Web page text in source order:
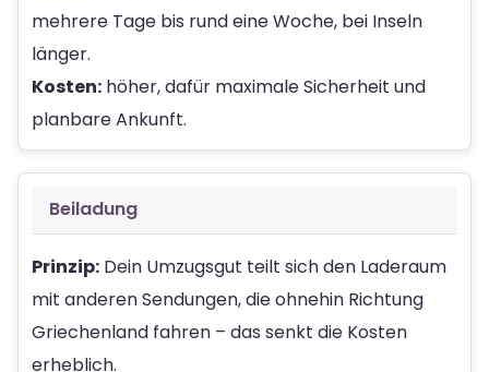
mehrere Tage bis rund eine Woche, bei Inseln
länger.
Kosten: höher, dafür maximale Sicherheit und
planbare Ankunft.
Beiladung
Prinzip: Dein Umzugsgut teilt sich den Laderaum
mit anderen Sendungen, die ohnehin Richtung
Griechenland fahren – das senkt die Kosten
erheblich.